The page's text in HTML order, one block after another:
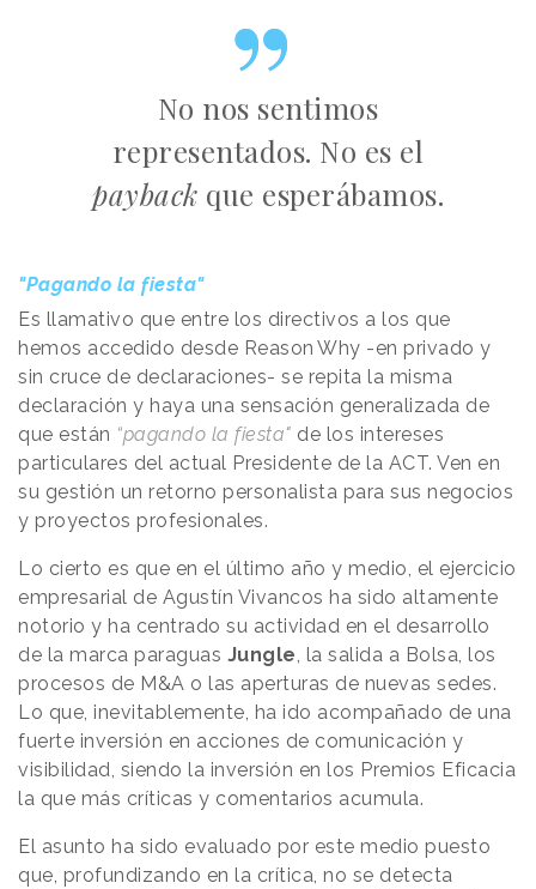
No nos sentimos
representados. No es el
payback que esperábamos.
"Pagando la fiesta"
Es llamativo que entre los directivos a los que
hemos accedido desde Reason Why -en privado y
sin cruce de declaraciones- se repita la misma
declaración y haya una sensación generalizada de
que están “pagando la fiesta" de los intereses
particulares del actual Presidente de la ACT. Ven en
su gestión un retorno personalista para sus negocios
y proyectos profesionales.
Lo cierto es que en el último año y medio, el ejercicio
empresarial de Agustín Vivancos ha sido altamente
notorio y ha centrado su actividad en el desarrollo
de la marca paraguas Jungle, la salida a Bolsa, los
procesos de M&A o las aperturas de nuevas sedes.
Lo que, inevitablemente, ha ido acompañado de una
fuerte inversión en acciones de comunicación y
visibilidad, siendo la inversión en los Premios Eficacia
la que más críticas y comentarios acumula.
El asunto ha sido evaluado por este medio puesto
que, profundizando en la crítica, no se detecta